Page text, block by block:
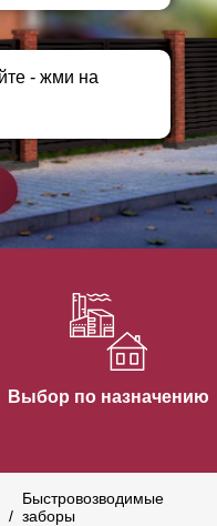
- жми на
Выбор по назначению
Быстровозводимые
заборы